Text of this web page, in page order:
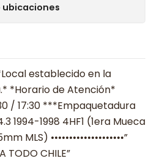
ubicaciones
establecido en la
*Horario de Atención*
/ 17:30 ***Empaquetadura
1994-1998 4HF1 (1era Mueca
••••••••••••••••••••”
TODO CHILE”